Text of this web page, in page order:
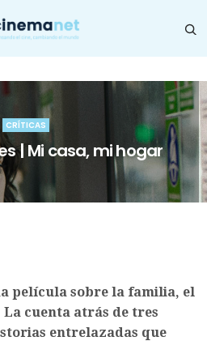
CRÍTICAS
| Mi casa, mi hogar
película sobre la familia, el
cuenta atrás de tres
entrelazadas que